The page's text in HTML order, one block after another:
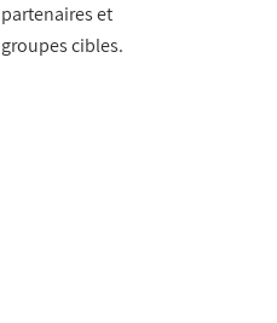
partenaires et
groupes cibles.